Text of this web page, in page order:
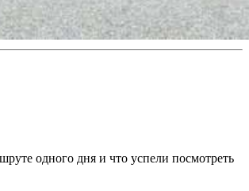
одного дня и что успели посмотреть